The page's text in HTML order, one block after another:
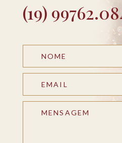
(19)